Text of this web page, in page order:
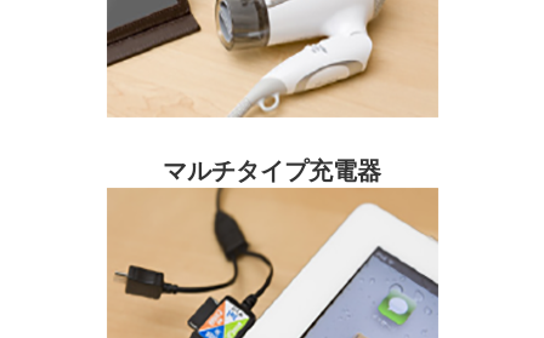
マルチタイプ充電器